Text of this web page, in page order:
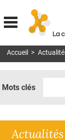
La
MON COMPTE
DOSSIERS
Accueil >
Mots clés
Actualités